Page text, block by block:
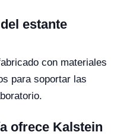
estante
con materiales
para soportar las
ofrece Kalstein